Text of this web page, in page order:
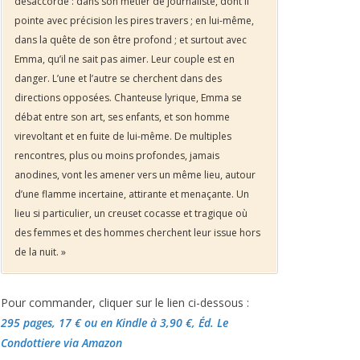
pointe avec précision les pires travers ; en lui-même,
dans la quête de son être profond ; et surtout avec
Emma, qu’il ne sait pas aimer. Leur couple est en
danger. L’une et l’autre se cherchent dans des
directions opposées. Chanteuse lyrique, Emma se
débat entre son art, ses enfants, et son homme
virevoltant et en fuite de lui-même. De multiples
rencontres, plus ou moins profondes, jamais
anodines, vont les amener vers un même lieu, autour
d’une flamme incertaine, attirante et menaçante. Un
lieu si particulier, un creuset cocasse et tragique où
des femmes et des hommes cherchent leur issue hors
de la nuit. »
Pour commander, cliquer sur le lien ci-dessous :
295 pages, 17 €ou en Kindle à 3,90 €, Éd. Le
Condottiere via Amazon